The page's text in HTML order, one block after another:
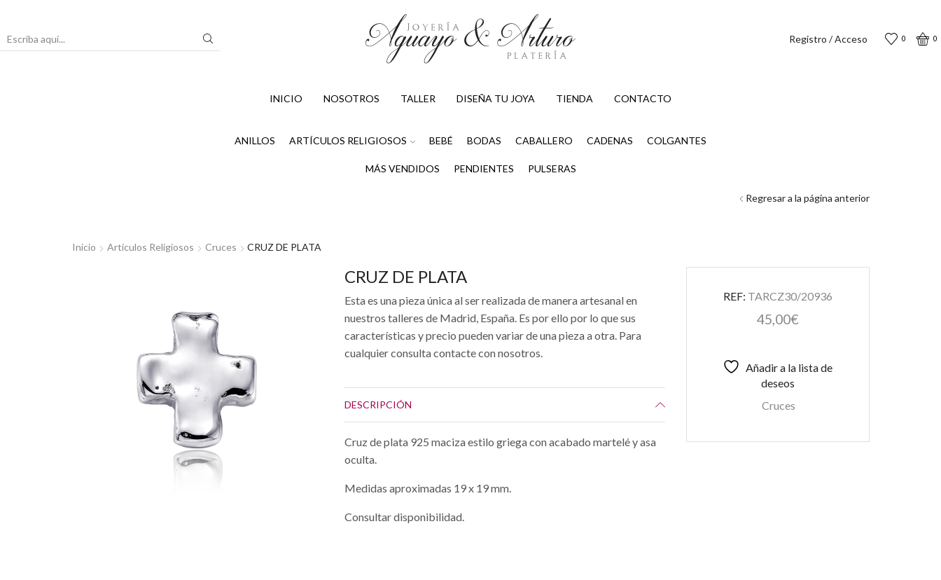
Registro / Acceso 0 0
INICIO NOSOTROS TALLER DISEÑA TU JOYA TIENDA CONTACTO
ANILLOS ARTÍCULOS RELIGIOSOS BEBÉ BODAS CABALLERO CADENAS COLGANTES
MÁS VENDIDOS PENDIENTES PULSERAS
Inicio Artículos Religiosos Cruces CRUZ DE PLATA
Regresar a la página anterior
REF: TARCZ30/20936
45,00€
Añadir a la lista de
deseos
Cruces
CRUZ DE PLATA
Esta es una pieza única al ser realizada de manera artesanal en
nuestros talleres de Madrid, España. Es por ello por lo que sus
características y precio pueden variar de una pieza a otra. Para
cualquier consulta contacte con nosotros.
DESCRIPCIÓN
Cruz de plata 925 maciza estilo griega con acabado martelé y asa
oculta.
Medidas aproximadas 19 x 19 mm.
Consultar disponibilidad.